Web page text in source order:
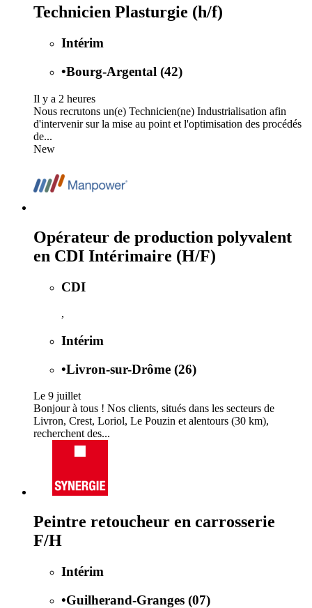
Technicien Plasturgie (h/f)
Intérim
•Bourg-Argental (42)
Il y a 2 heures
Nous recrutons un(e) Technicien(ne) Industrialisation afin
d'intervenir sur la mise au point et l'optimisation des procédés
de...
New
Opérateur de production polyvalent
en CDI Intérimaire (H/F)
CDI
,
Intérim
•Livron-sur-Drôme (26)
Le 9 juillet
Bonjour à tous ! Nos clients, situés dans les secteurs de
Livron, Crest, Loriol, Le Pouzin et alentours (30 km),
recherchent des...
Peintre retoucheur en carrosserie
F/H
Intérim
•Guilherand-Granges (07)